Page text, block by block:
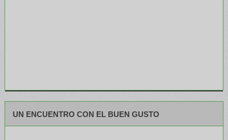
UN ENCUENTRO CON EL BUEN GUSTO